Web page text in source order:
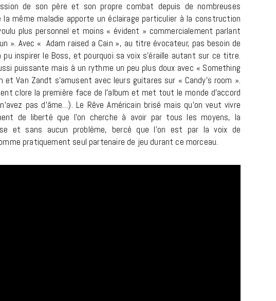
de son père et son propre combat depuis de nombreuses
même maladie apporte un éclairage particulier à la construction
plus personnel et moins « évident » commercialement parlant
». Avec « Adam raised a Cain », au titre évocateur, pas besoin de
pu inspirer le Boss, et pourquoi sa voix s’éraille autant sur ce titre.
puissante mais à un rythme un peu plus doux avec « Something
Van Zandt s’amusent avec leurs guitares sur « Candy’s room ».
clore la première face de l’album et met tout le monde d’accord
pas d’âme…). Le Rêve Américain brisé mais qu’on veut vivre
de liberté que l’on cherche à avoir par tous les moyens, la
et sans aucun problème, bercé que l’on est par la voix de
pratiquement seul partenaire de jeu durant ce morceau.